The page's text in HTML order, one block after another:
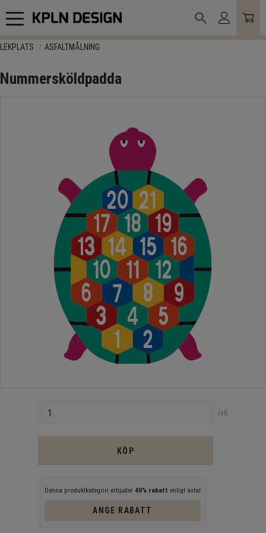
Meny
LEKPLATS ASFALTMÅLNING
Nummersköldpadda
st
KÖP
Denna produktkategori erbjuder 40% rabatt enligt avtal
ANGE RABATT